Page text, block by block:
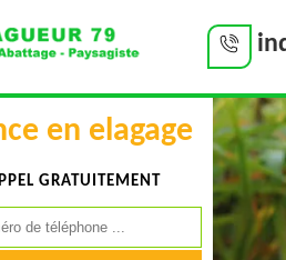
en elagage
GRATUITEMENT